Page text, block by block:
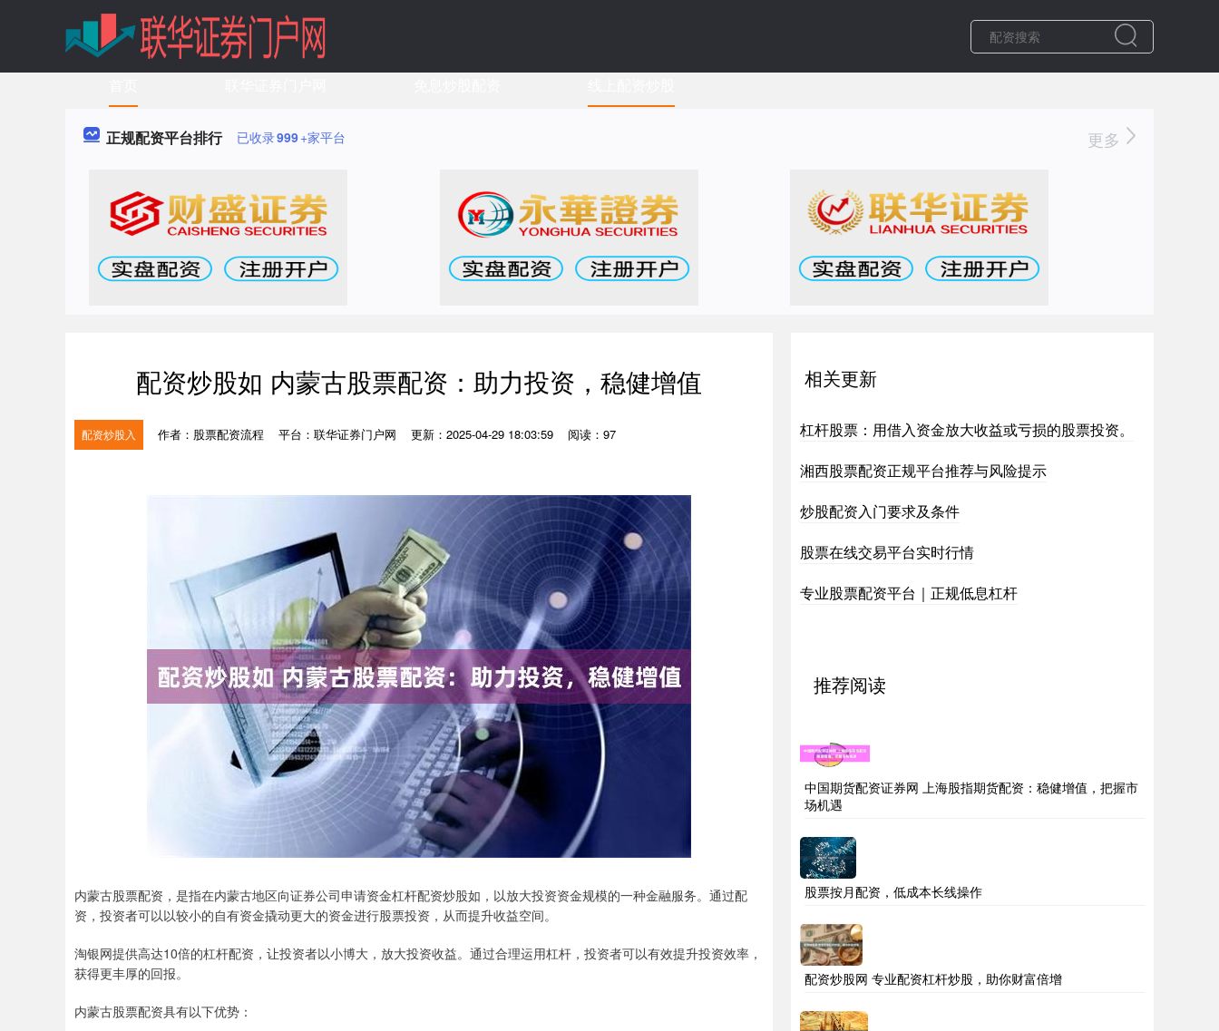
正规配资平台排行 已收录999+家平台 更多
配资炒股如 内蒙古股票配资：助力投资，稳健增值
配资炒股入 作者：股票配资流程 平台：联华证券门户网 更新：2025-04-29 18:03:59 阅读：97
内蒙古股票配资，是指在内蒙古地区向证券公司申请资金杠杆配资炒股如，以放大投资资金规模的一种金融服务。通过配
资，投资者可以以较小的自有资金撬动更大的资金进行股票投资，从而提升收益空间。
淘银网提供高达10倍的杠杆配资，让投资者以小博大，放大投资收益。通过合理运用杠杆，投资者可以有效提升投资效率，
获得更丰厚的回报。
内蒙古股票配资具有以下优势：
相关更新
杠杆股票：用借入资金放大收益或亏损的股票投资。
湘西股票配资正规平台推荐与风险提示
炒股配资入门要求及条件
股票在线交易平台实时行情
专业股票配资平台｜正规低息杠杆
推荐阅读
中国期货配资证券网 上海股指期货配资：稳健增值，把握市
场机遇
股票按月配资，低成本长线操作
配资炒股网 专业配资杠杆炒股，助你财富倍增